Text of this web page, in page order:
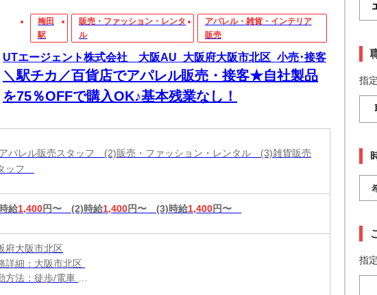
梅田
駅
販売・ファッション・レンタ
ル
アパレル・雑貨・インテリア
販売
UTエージェント株式会社 大阪AU_大阪府大阪市北区_小売･接客
＼駅チカ／百貨店でアパレル販売・接客★自社製品
を75％OFFで購入OK♪基本残業なし！
パレル販売スタッフ (2)販売・ファッション・レンタル (3)雑貨販売
ッフ
給1,400円〜 (2)時給1,400円〜 (3)時給1,400円〜
府大阪市北区
詳細：大阪市北区
方法：徒歩/電車
指
指